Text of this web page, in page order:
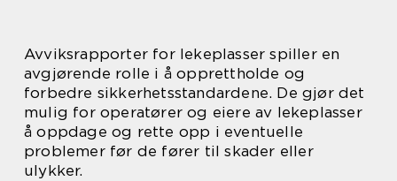
Avviksrapporter for lekeplasser spiller en
avgjørende rolle i å opprettholde og
forbedre sikkerhetsstandardene. De gjør det
mulig for operatører og eiere av lekeplasser
å oppdage og rette opp i eventuelle
problemer før de fører til skader eller
ulykker.